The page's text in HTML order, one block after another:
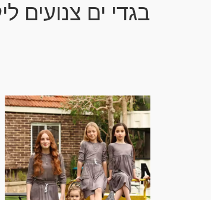
בגדי ים צנועים